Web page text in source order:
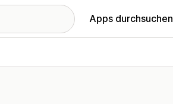
Apps durchsuchen